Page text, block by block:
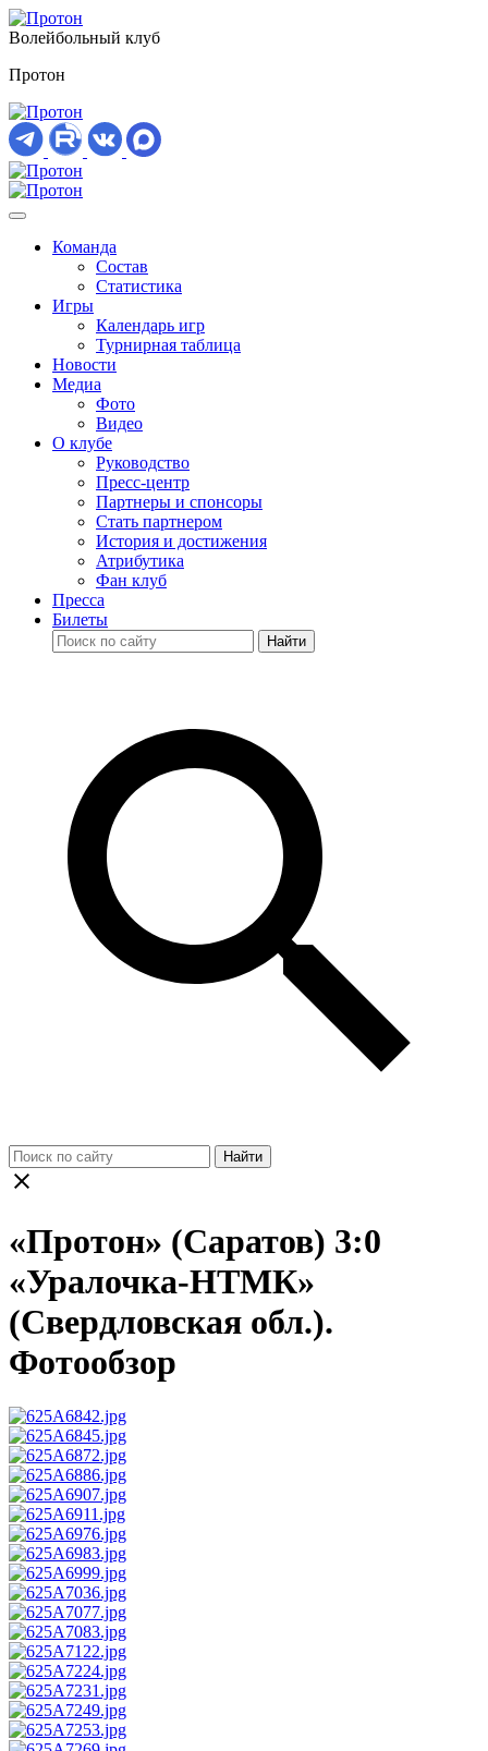
Волейбольный клуб
Протон
Команда
Состав
Статистика
Игры
Календарь игр
Турнирная таблица
Новости
Медиа
Фото
Видео
О клубе
Руководство
Пресс-центр
Партнеры и спонсоры
Стать партнером
История и достижения
Атрибутика
Фан клуб
Пресса
Билеты
Найти
Найти
«Протон» (Саратов) 3:0
«Уралочка-НТМК»
(Свердловская обл.).
Фотообзор